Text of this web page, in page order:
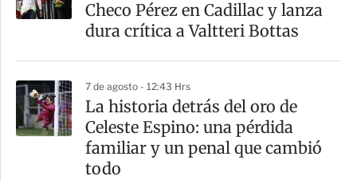
Checo Pérez en Cadillac y lanza
dura crítica a Valtteri Bottas
7 de agosto - 12:43 Hrs
La historia detrás del oro de
Celeste Espino: una pérdida
familiar y un penal que cambió
todo